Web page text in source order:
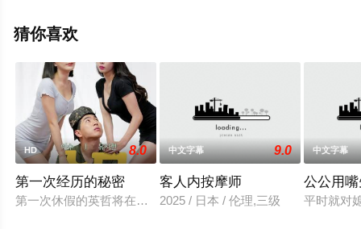
网，更多相关信息可移步至豆瓣电影、电视猫或剧情网等
猜你喜欢
HD 8.0
第一次经历的秘密
第一次休假的英哲将在回大学之前在姑姑家住几天。作为寡妇
中文字幕 9.0
客人内按摩师
2025 / 日本 / 伦理,三级
中文字幕
公公用
平时就对